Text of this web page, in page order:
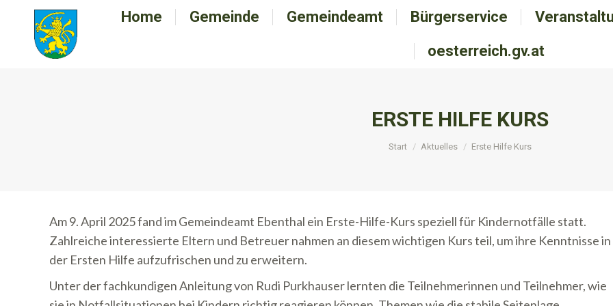
Home Gemeinde Gemeindeamt Bürgerservice
oesterreich.gv.at
ERSTE HILFE KURS
Sie befinden sich hier:
Start Aktuelles Erste Hilfe Kurs
Am 9. April 2025 fand im Gemeindeamt Ebenthal ein Erste-Hilfe-Kurs speziell für Kindernotfälle statt.
Zahlreiche interessierte Eltern und Betreuer nahmen an diesem wichtigen Kurs teil, um ihre Kenntnisse in
der Ersten Hilfe aufzufrischen und zu erweitern.
Unter der fachkundigen Anleitung von Rudi Purkhauser lernten die Teilnehmerinnen und Teilnehmer, wie
Home Gemeinde Gemeindeamt Bürgerservice
oesterreich.gv.at